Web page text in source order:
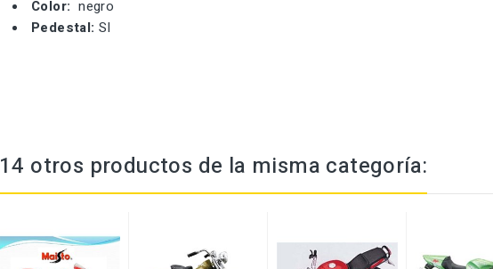
Color: negro
Pedestal: SI
14 otros productos de la misma categoría: